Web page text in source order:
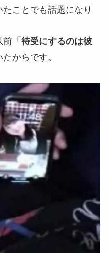
たことでも話題になり
前「待受にするのは彼
からです。